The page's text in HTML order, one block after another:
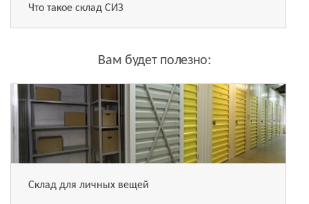
Что такое склад СИЗ
Вам будет полезно:
Склад для личных вещей